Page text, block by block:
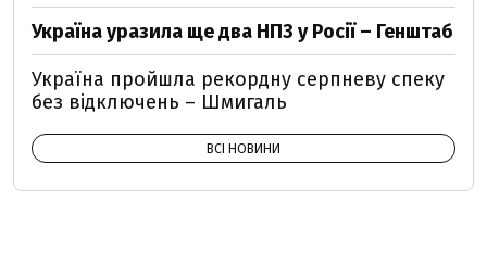
Україна уразила ще два НПЗ у Росії – Генштаб
Україна пройшла рекордну серпневу спеку
без відключень – Шмигаль
ВСІ НОВИНИ